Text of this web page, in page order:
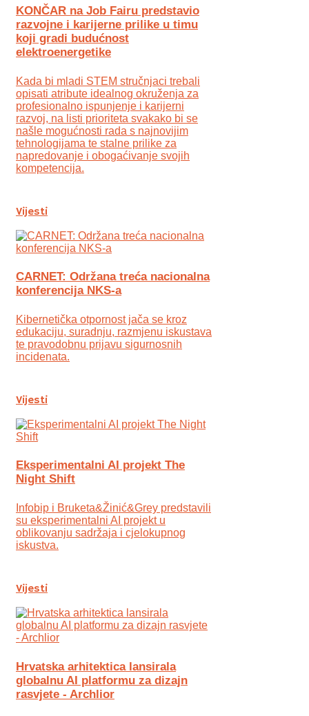
KONČAR na Job Fairu predstavio
razvojne i karijerne prilike u timu
koji gradi budućnost
elektroenergetike
Kada bi mladi STEM stručnjaci trebali
opisati atribute idealnog okruženja za
profesionalno ispunjenje i karijerni
razvoj, na listi prioriteta svakako bi se
našle mogućnosti rada s najnovijim
tehnologijama te stalne prilike za
napredovanje i obogaćivanje svojih
kompetencija.
Vijesti
CARNET: Održana treća nacionalna
konferencija NKS-a
Kibernetička otpornost jača se kroz
edukaciju, suradnju, razmjenu iskustava
te pravodobnu prijavu sigurnosnih
incidenata.
Vijesti
Eksperimentalni AI projekt The
Night Shift
Infobip i Bruketa&Žinić&Grey predstavili
su eksperimentalni AI projekt u
oblikovanju sadržaja i cjelokupnog
iskustva.
Vijesti
Hrvatska arhitektica lansirala
globalnu AI platformu za dizajn
rasvjete - Archlior